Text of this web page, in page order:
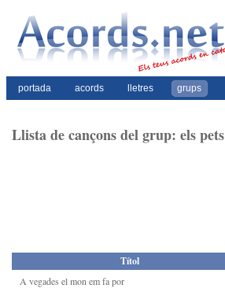
portada acords lletres grups
Llista de cançons del grup: els pets
Títol
A vegades el mon em fa por